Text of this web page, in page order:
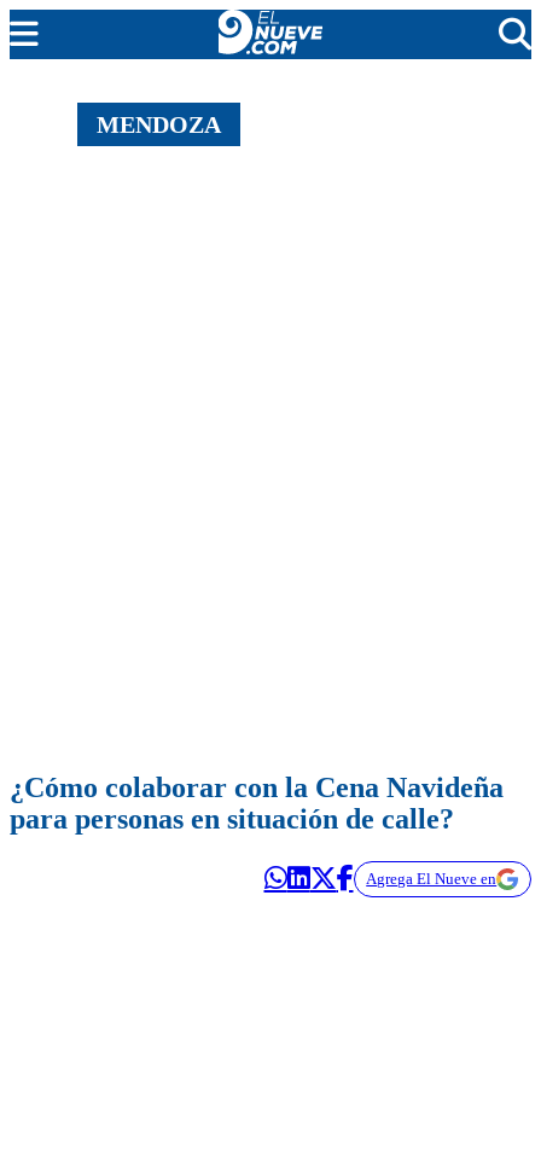
EL NUEVE
SOCIEDAD
MENDOZA
¿Cómo colaborar con la Cena Navideña
para personas en situación de calle?
Agrega El Nueve en